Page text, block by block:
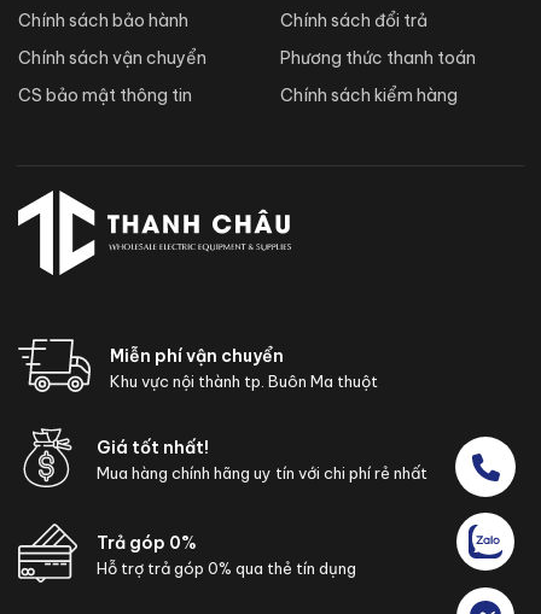
Chính sách bảo hành
Chính sách vận chuyển
CS bảo mật thông tin
Chính sách đổi trả
Phương thức thanh toán
Chính sách kiểm hàng
Miễn phí vận chuyển
Khu vực nội thành tp. Buôn Ma thuột
Giá tốt nhất!
Mua hàng chính hãng uy tín với chi phí rẻ nhất
Trả góp 0%
Hỗ trợ trả góp 0% qua thẻ tín dụng